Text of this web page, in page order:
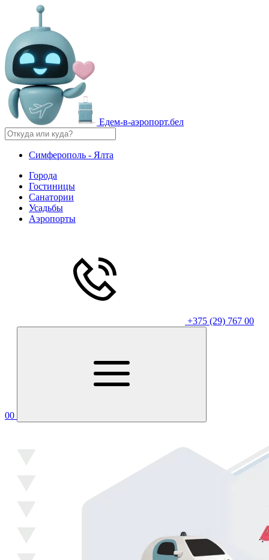
Едем-в-аэропорт.бел
Симферополь - Ялта
Города
Гостиницы
Санатории
Усадьбы
Аэропорты
+375 (29) 767 00
00